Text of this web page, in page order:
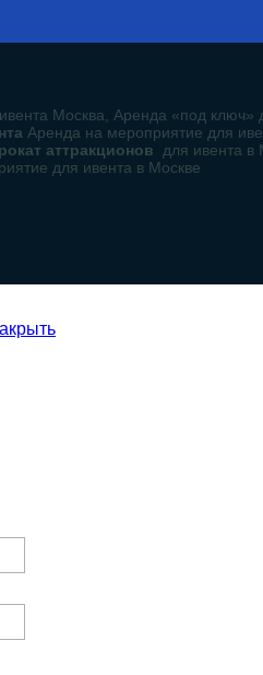
Москва, Аренда «под ключ»
Аренда на мероприятие для
аттракционов для ивента в
для ивента в Москве